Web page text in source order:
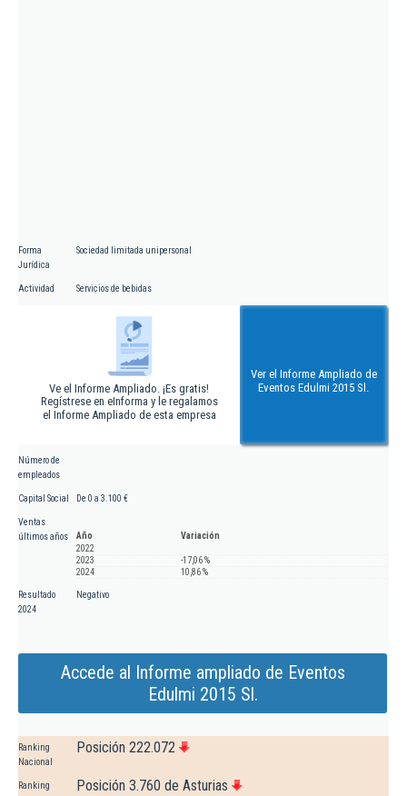
Forma
Jurídica
Sociedad limitada unipersonal
Actividad Servicios de bebidas
Ve el Informe Ampliado. ¡Es gratis!
Regístrese en eInforma y le regalamos
el Informe Ampliado de esta empresa
Ver el Informe Ampliado de
Eventos Edulmi 2015 Sl.
Número de
empleados
Capital Social De 0 a 3.100 €
Ventas
últimos años
Año
Variación
2022
2023
-17,06 %
2024
10,86 %
Resultado
2024
Negativo
Accede al Informe ampliado de Eventos
Edulmi 2015 Sl.
Ranking
Nacional
Posición 222.072
Ranking
Posición 3.760 de Asturias